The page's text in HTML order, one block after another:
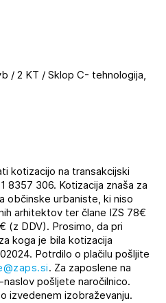
/ 2 KT / Sklop C- tehnologija,
kotizacijo na transakcijski
8357 306. Kotizacija znaša za
občinske urbaniste, ki niso
arhitektov ter člane IZS 78€
(z DDV). Prosimo, da pri
koga je bila kotizacija
Potrdilo o plačilu pošljite
. Za zaposlene na
pošljete naročilnico.
izvedenem izobraževanju.